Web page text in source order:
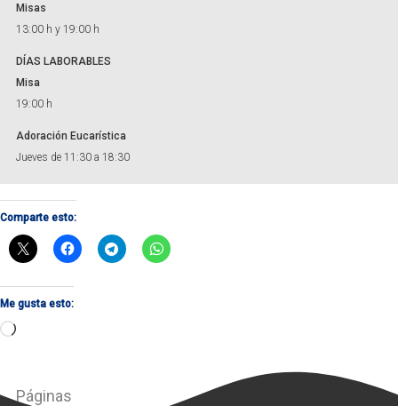
Misas
13:00 h y 19:00 h
DÍAS LABORABLES
Misa
19:00 h
Adoración Eucarística
Jueves de 11:30 a 18:30
Comparte esto:
Me gusta esto:
Cargando...
Páginas